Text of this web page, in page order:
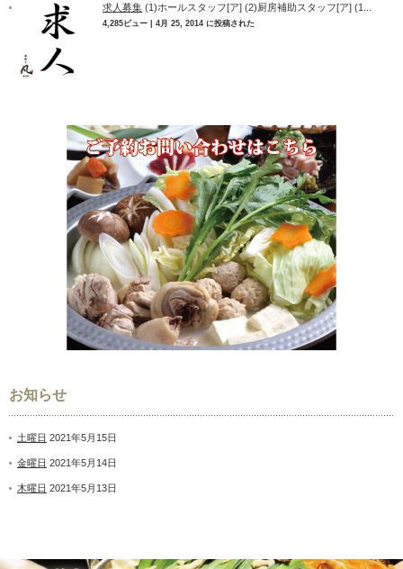
求人募集 (1)ホールスタッフ[ア] (2)厨房補助スタッフ[ア] (1...
4,285ビュー 4月 25, 2014 に投稿された
お知らせ
土曜日 2021年5月15日
金曜日 2021年5月14日
木曜日 2021年5月13日